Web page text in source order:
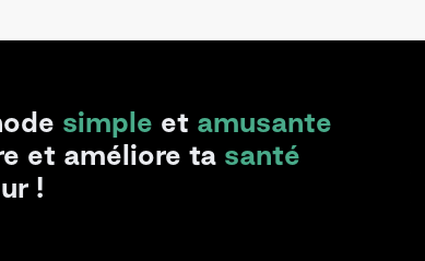
simple et amusante
et améliore ta santé
!